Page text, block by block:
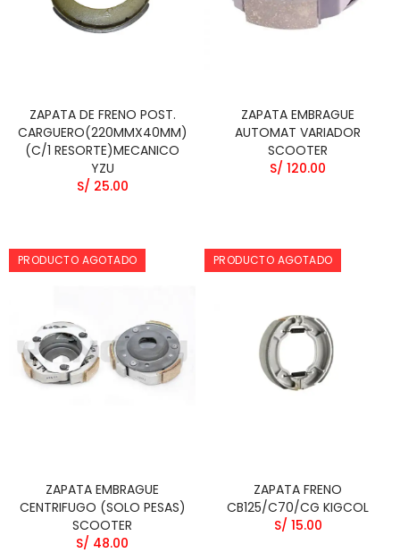
ZAPATA DE FRENO POST.
CARGUERO(220MMX40MM)
(C/1 RESORTE)MECANICO
YZU
S/ 25.00
ZAPATA EMBRAGUE
AUTOMAT VARIADOR
SCOOTER
S/ 120.00
PRODUCTO AGOTADO
ZAPATA EMBRAGUE
CENTRIFUGO (SOLO PESAS)
SCOOTER
S/ 48.00
PRODUCTO AGOTADO
ZAPATA FRENO
CB125/C70/CG KIGCOL
S/ 15.00